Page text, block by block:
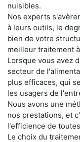
nuisibles.
Nos experts
à leurs outils, le
bien de votre
meilleur traitement
Lorsque vous avez
secteur de
plus efficaces, qui
les usagers de
Nous avons une
nos prestations, et
l'efficience de
Le choix du